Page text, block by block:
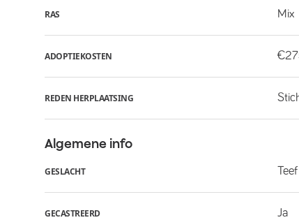
RAS Mix
ADOPTIEKOSTEN
REDEN HERPLAATSING
Algemene info
GESLACHT Teef
GECASTREERD Ja